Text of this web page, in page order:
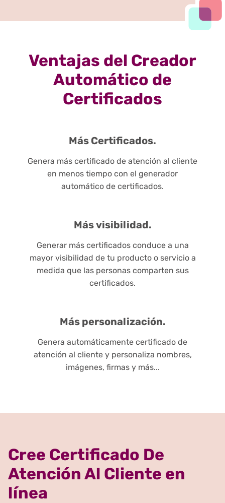
Ventajas del Creador
Automático de
Certificados
Más Certificados.
Genera más certificado de atención al cliente
en menos tiempo con el generador
automático de certificados.
Más visibilidad.
Generar más certificados conduce a una
mayor visibilidad de tu producto o servicio a
medida que las personas comparten sus
certificados.
Más personalización.
Genera automáticamente certificado de
atención al cliente y personaliza nombres,
imágenes, firmas y más...
Cree Certificado De
Atención Al Cliente en
línea